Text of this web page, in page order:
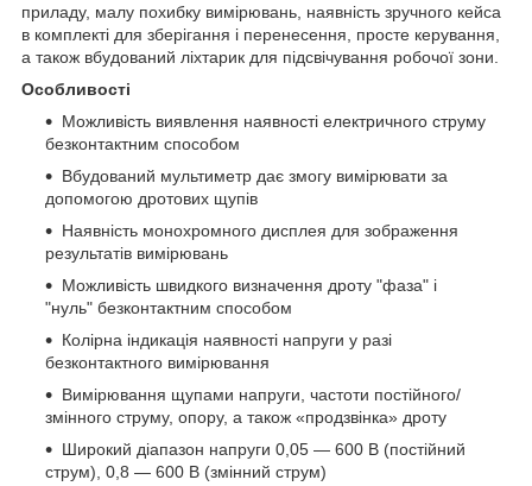
приладу, малу похибку вимірювань, наявність зручного кейса
в комплекті для зберігання і перенесення, просте керування,
а також вбудований ліхтарик для підсвічування робочої зони.
Особливості
Можливість виявлення наявності електричного струму
безконтактним способом
Вбудований мультиметр дає змогу вимірювати за
допомогою дротових щупів
Наявність монохромного дисплея для зображення
результатів вимірювань
Можливість швидкого визначення дроту "фаза" і
"нуль" безконтактним способом
Колірна індикація наявності напруги у разі
безконтактного вимірювання
Вимірювання щупами напруги, частоти постійного/
змінного струму, опору, а також «продзвінка» дроту
Широкий діапазон напруги 0,05 — 600 В (постійний
струм), 0,8 — 600 В (змінний струм)